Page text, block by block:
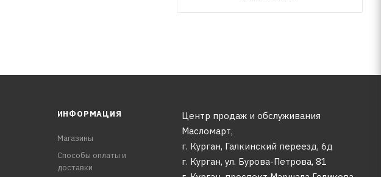
ИНФОРМАЦИЯ
Магазины
Способы оплаты и
доставки
Центр продаж и обслуживания
Масломарт,
г. Курган, Галкинский переезд, 6д
г. Курган, ул. Бурова-Петрова, 81